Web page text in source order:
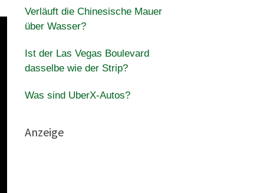
Verläuft die Chinesische Mauer
über Wasser?
Ist der Las Vegas Boulevard
dasselbe wie der Strip?
Was sind UberX-Autos?
Anzeige